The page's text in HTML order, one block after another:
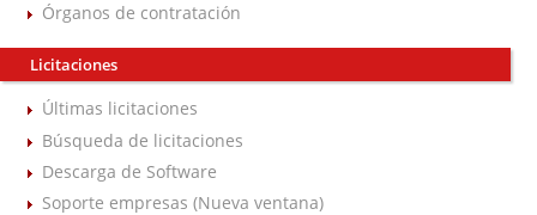
Órganos de contratación
Licitaciones
Últimas licitaciones
Búsqueda de licitaciones
Descarga de Software
Soporte empresas (Nueva ventana)